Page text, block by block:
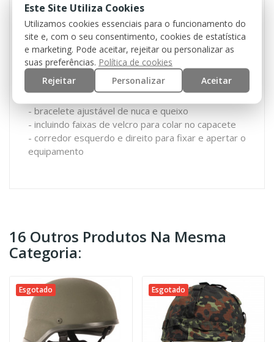
Montagem na frente: Fibra de vidro
Correia do queixo: 70% poliéster, 30% algodão
Capacete interno: 100% poliuretano
M.I.C.H. = Modular Integrated Communications
- secção interior ajustável individual
- bracelete ajustável de nuca e queixo
- incluindo faixas de velcro para colar no capacete
- corredor esquerdo e direito para fixar e apertar o
equipamento
16 Outros Produtos Na Mesma
Categoria:
Esgotado Esgotado
Este Site Utiliza Cookies
Utilizamos cookies essenciais para o funcionamento do
site e, com o seu consentimento, cookies de estatística
e marketing. Pode aceitar, rejeitar ou personalizar as
suas preferências. Política de cookies
Rejeitar
Personalizar Aceitar